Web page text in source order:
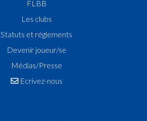
FLBB
Les clubs
Statuts et réglements
Devenir joueur/se
Médias/Presse
Ecrivez-nous